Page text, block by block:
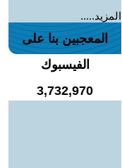
المزيد.....
المعجبين بنا على
الفيسبوك
3,732,970